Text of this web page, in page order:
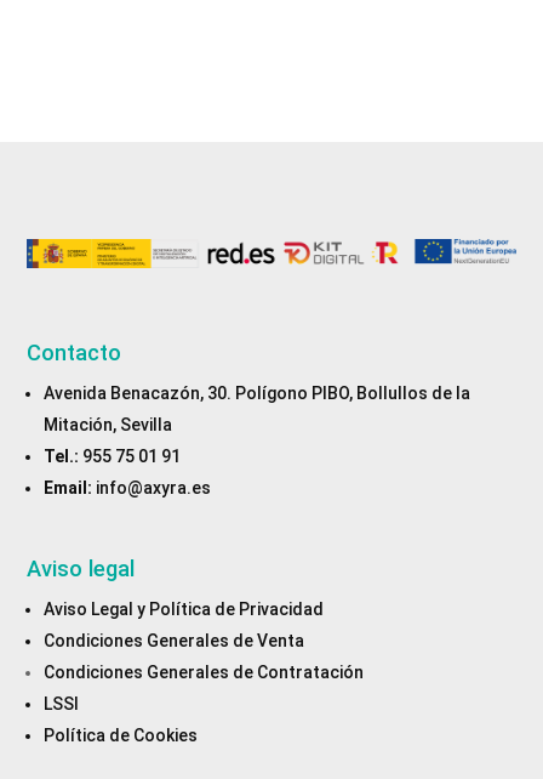
Contacto
Avenida Benacazón, 30. Polígono PIBO, Bollullos de la
Mitación, Sevilla
Tel.: 955 75 01 91
Email: info@axyra.es
Aviso legal
Aviso Legal y Política de Privacidad
Condiciones Generales de Venta
Condiciones Generales de Contratación
LSSI
Política de Cookies